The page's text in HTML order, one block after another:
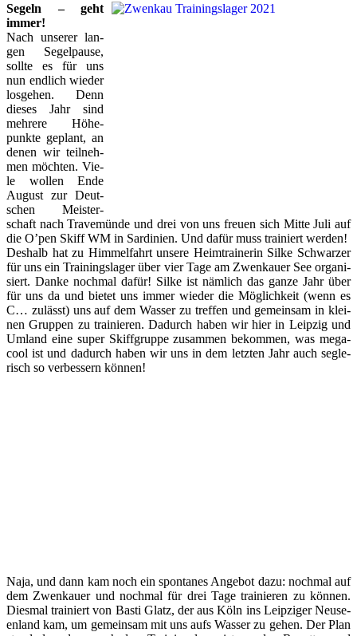
Segeln – geht
immer!
Nach un­se­rer lan­
gen Se­gel­pau­se,
soll­te es für uns
nun end­lich wie­der
los­ge­hen. Denn
die­ses Jahr sind
meh­re­re Hö­he­
punk­te ge­plant, an
de­nen wir teil­neh­
men möch­ten. Vie­
le wol­len En­de
Au­gust zur Deut­
schen Meis­ter­
schaft nach Tra­ve­mün­de und drei von uns freu­en sich Mit­te Ju­li auf
die O’pen Skiff WM in Sar­di­ni­en. Und da­für muss trai­niert wer­den!
Des­halb hat zu Him­mel­fahrt un­se­re Heim­trai­ne­rin Sil­ke Schwar­zer
für uns ein Trai­nings­la­ger über vier Ta­ge am Zwen­kau­er See or­ga­ni­
siert. Dan­ke noch­mal da­für! Sil­ke ist näm­lich das gan­ze Jahr über
für uns da und bie­tet uns im­mer wie­der die Mög­lich­keit (wenn es
C… zu­lässt) uns auf dem Was­ser zu tref­fen und ge­mein­sam in klei­
nen Grup­pen zu trai­nie­ren. Da­durch ha­ben wir hier in Leip­zig und
Um­land ei­ne su­per Skiff­grup­pe zu­sam­men be­kom­men, was me­ga­
cool ist und da­durch ha­ben wir uns in dem letz­ten Jahr auch seg­le­
risch so ver­bes­sern kön­nen!
Na­ja, und dann kam noch ein spon­ta­nes An­ge­bot da­zu: noch­mal auf
dem Zwen­kau­er und noch­mal für drei Ta­ge trai­nie­ren zu kön­nen.
Dies­mal trai­niert von Bas­ti Glatz, der aus Köln ins Leip­zi­ger Neu­se­
en­land kam, um ge­mein­sam mit uns aufs Was­ser zu ge­hen. Der Plan